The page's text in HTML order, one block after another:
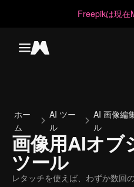
Freepikは現在
Toggle menu
Magnific
ホー
ム
AI ツー
ル
AI 画像編
ル
画像用AIオブ
ツール
レタッチを使えば、わずか数回